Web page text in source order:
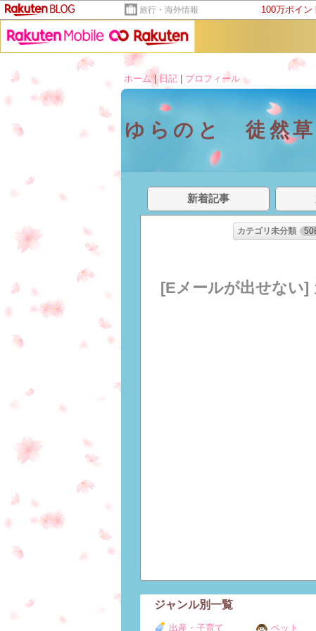
旅行・海外情報 100万ポイン
ホーム| 日記 プロフィール
ゆらのと 徒然草
新着記事
カテゴリ未分類
[Eメールが出せない]
ジャンル別一覧
出産・子育て ペット